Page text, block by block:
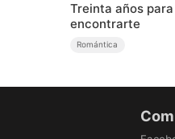
Treinta años para
encontrarte
Romántica